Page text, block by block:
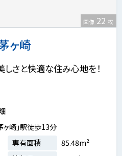
ヶ崎
画像 22 枚
しさと快適な住み心地を！
ヶ崎」駅徒歩13分
専有面積
85.48m²